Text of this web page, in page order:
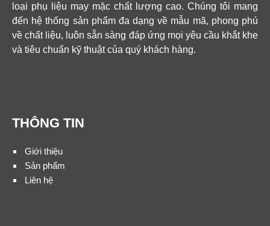
loại phụ liệu may mặc chất lượng cao. Chúng tôi mang
đến hệ thống sản phẩm đa dạng về mẫu mã, phong phú
về chất liệu, luôn sẵn sàng đáp ứng mọi yêu cầu khắt khe
và tiêu chuẩn kỹ thuật của quý khách hàng.
THÔNG TIN
Giới thiệu
Sản phẩm
Liên hệ